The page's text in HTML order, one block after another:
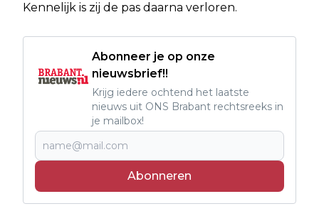
Kennelijk is zij de pas daarna verloren.
Abonneer je op onze
nieuwsbrief!!
Krijg iedere ochtend het laatste
nieuws uit ONS Brabant rechtsreeks in
je mailbox!
Abonneren